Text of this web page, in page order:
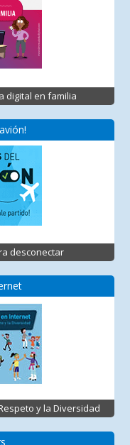
digital en familia
desconectar
y la Diversidad